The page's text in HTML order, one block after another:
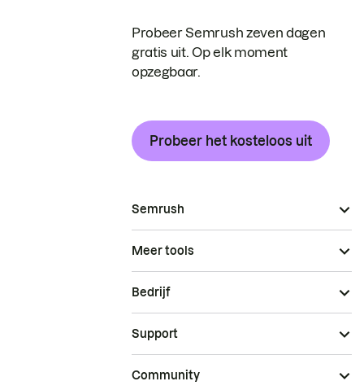
Probeer Semrush zeven dagen
gratis uit. Op elk moment
opzegbaar.
Probeer het kosteloos uit
Semrush
Meer tools
Bedrijf
Support
Community